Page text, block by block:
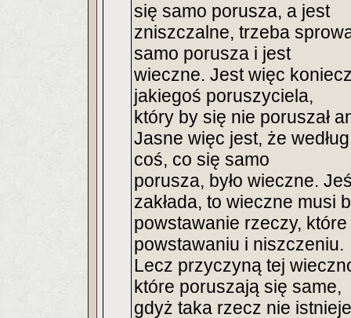
się samo porusza, a jest
zniszczalne, trzeba
samo porusza i jest
wieczne. Jest więc
jakiegoś poruszyciela,
który by się nie poruszał
Jasne więc jest, że
coś, co się samo
porusza, było wieczne.
zakłada, to wieczne musi
powstawanie rzeczy,
powstawaniu i niszczeniu.
Lecz przyczyną tej
które poruszają się same,
gdyż taka rzecz nie